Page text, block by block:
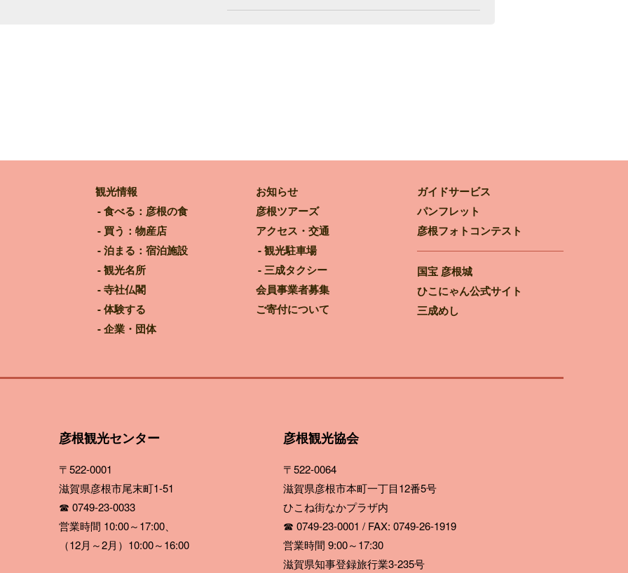
観光情報
食べる：彦根の食
買う：物産店
泊まる：宿泊施設
観光名所
寺社仏閣
体験する
企業・団体
お知らせ
彦根ツアーズ
アクセス・交通
観光駐車場
三成タクシー
会員事業者募集
ご寄付について
ガイドサービス
パンフレット
彦根フォトコンテスト
国宝 彦根城
ひこにゃん公式サイト
三成めし
彦根観光センター
〒522-0001
滋賀県彦根市尾末町1-51
☎ 0749-23-0033
営業時間 10:00～17:00、
（12月～2月）10:00～16:00
彦根観光協会
〒522-0064
滋賀県彦根市本町一丁目12番5号
ひこね街なかプラザ内
☎ 0749-23-0001 / FAX: 0749-26-1919
営業時間 9:00～17:30
滋賀県知事登録旅行業3-235号